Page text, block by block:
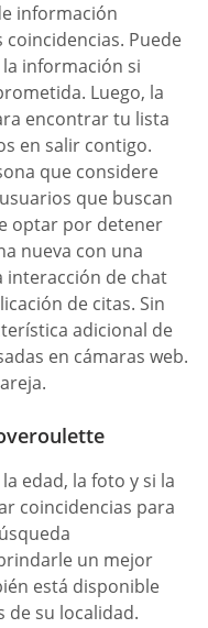
información
Puede
información si
Luego, la
encontrar tu lista
en salir contigo.
que considere
que buscan
optar por detener
nueva con una
interacción de chat
de citas. Sin
adicional de
en cámaras web.
edad, la foto y si la
coincidencias para
un mejor
está disponible
de su localidad.